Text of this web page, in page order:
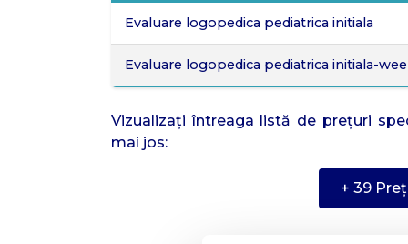
Evaluare logopedica pediatrica initiala
Evaluare logopedica pediatrica initiala-
Vizualizați întreaga listă de prețuri
mai jos:
+ 39